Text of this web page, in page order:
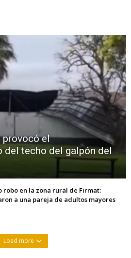
provocó el
del techo del galpón del
robo en la zona rural de Firmat:
a una pareja de adultos mayores
Load more